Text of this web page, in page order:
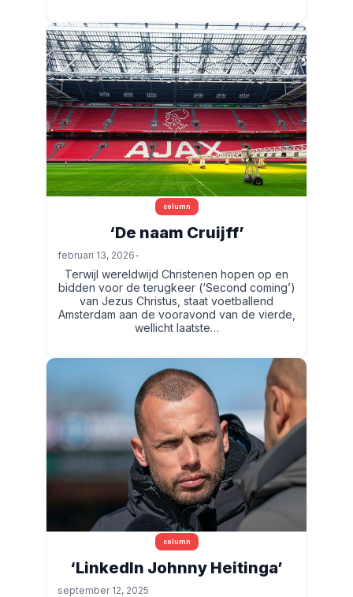
column
‘De naam Cruijff’
februari 13, 2026-
Terwijl wereldwijd Christenen hopen op en
bidden voor de terugkeer (‘Second coming’)
van Jezus Christus, staat voetballend
Amsterdam aan de vooravond van de vierde,
wellicht laatste…
column
‘LinkedIn Johnny Heitinga’
september 12, 2025